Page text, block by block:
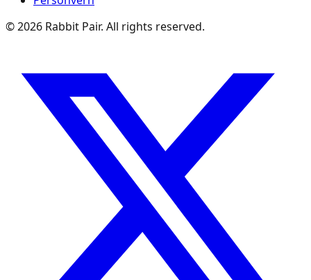
©2026 Rabbit Pair. All rights reserved.